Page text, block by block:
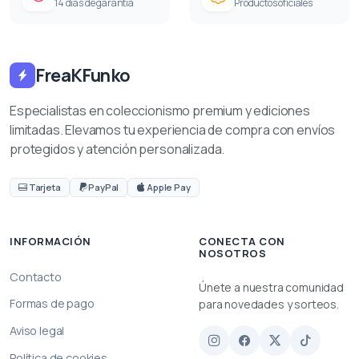
FreaKFunko
Especialistas en coleccionismo premium y ediciones
limitadas. Elevamos tu experiencia de compra con envíos
protegidos y atención personalizada.
Tarjeta PayPal Apple Pay
INFORMACIÓN
Contacto
Formas de pago
Aviso legal
CONECTA CON
NOSOTROS
Únete a nuestra comunidad
para novedades y sorteos.